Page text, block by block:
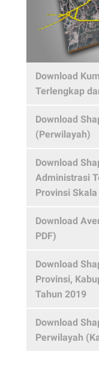
Download
Terlengkap
Download
(Perwilayah)
Download
Administrasi
Provinsi Skala
Download
PDF)
Download
Provinsi,
Tahun 2019
Download
Perwilayah